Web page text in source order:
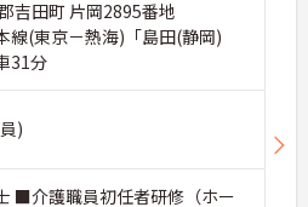
吉田町 片岡2895番地
線(東京－熱海)「島田(静岡)
31分
)
■介護職員初任者研修（ホー